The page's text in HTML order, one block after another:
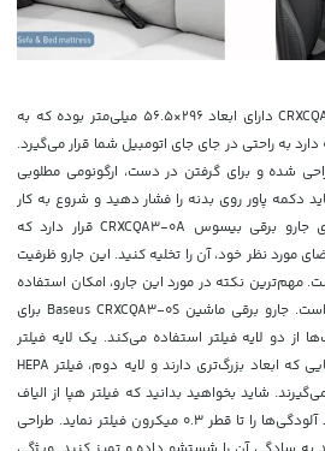
جارو برقی شارژی بیسوس CRXCQA3-0A دارای ابعاد 296×56.5 میلی‌متر بوده که به
به راحتی در جای جای اتومبیل شما قرار می‌گیرد.
شده و برای گرفتن در دست، ارگونومی مطلوبی
دکمه پاور روی بدنه را فشار دهید و شروع به کار
کنید. یک درپوش جداشدنی روی جارو برقی بیسوس CRXCQA3-0A قرار دارد که
مورد نظر خود، آن را تخلیه کنید. این جارو ظرفیت
را داراست. مهم‌ترین نکته در مورد این جارو، امکان استفاده
از آن بدون نیاز به سیم و کابل است. جارو برقی ماشین Baseus CRXCQA3-0S برای
از دو لایه فیلتر استفاده می‌کند. یک لایه فیلتر
اولیه برای جلوگیری از عبور زباله‌هایی که ابعاد بزرگ‌تری دارند و لایه دوم، فیلتر HEPA
شاید بخواهید بدانید که فیلتر هپا از الیاف
فایبرگلاس ساخته شده و می‌تواند آلودگی‌ها را تا قطر 0.3 میکرون فیلتر نماید. طراحی